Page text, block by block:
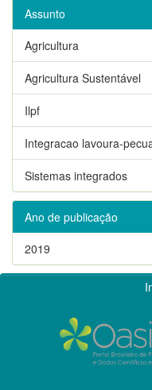
Assunto
Agricultura
Agricultura Sustentável
Ilpf
Integracao lavoura-
Sistemas integrados
Ano de publicação
2019